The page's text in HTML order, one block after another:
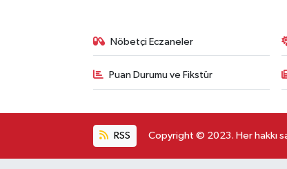
Nöbetçi Eczaneler
Puan Durumu ve Fikstür
RSS Copyright © 2023. Her hakkı